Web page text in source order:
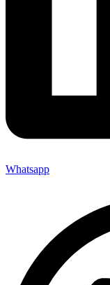
Whatsapp